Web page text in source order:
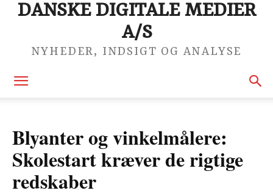
DANSKE DIGITALE MEDIER
A/S
NYHEDER, INDSIGT OG ANALYSE
Blyanter og vinkelmålere:
Skolestart kræver de rigtige
redskaber